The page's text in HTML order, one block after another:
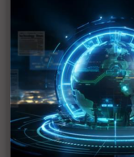
（獨家）中系車廠E/EA架構領
治恐成次世代資安攔路虎
電信三雄齊聚CYBERSEC
趨勢科技TrendAI示警AI雙面
藏資安風險
AI全面滲透應用程式架構
資安死角
合勤集團參展CYBERSEC
成形